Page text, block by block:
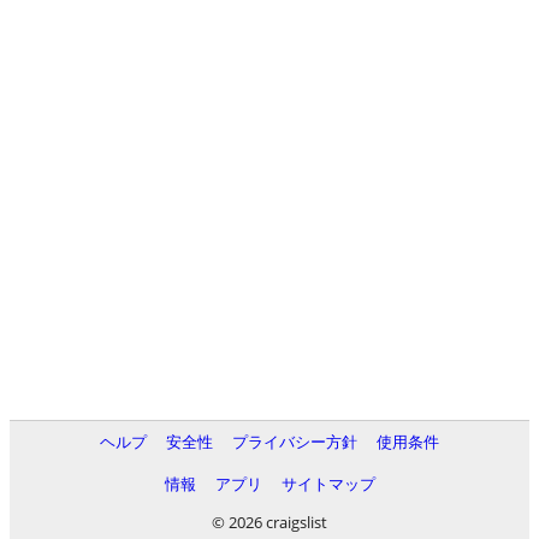
ヘルプ 安全性 プライバシー方針
使用条件
情報
アプリ
サイトマップ
© 2026 craigslist